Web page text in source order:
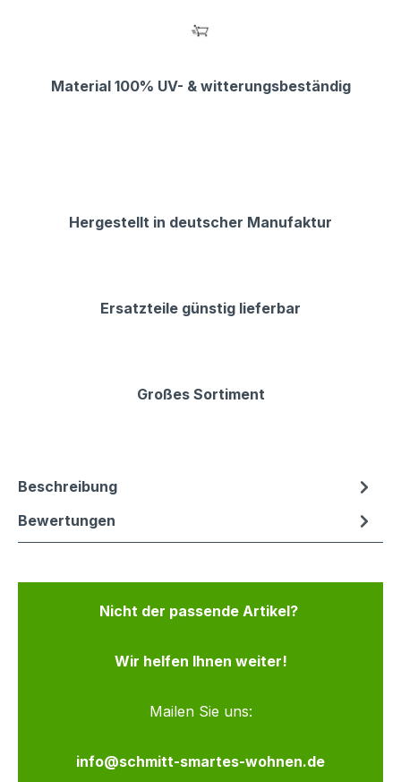
Material 100% UV- & witterungsbeständig
Hergestellt in deutscher Manufaktur
Ersatzteile günstig lieferbar
Großes Sortiment
Beschreibung
Bewertungen
Nicht der passende Artikel?
Wir helfen Ihnen weiter!
Mailen Sie uns:
info@schmitt-smartes-wohnen.de